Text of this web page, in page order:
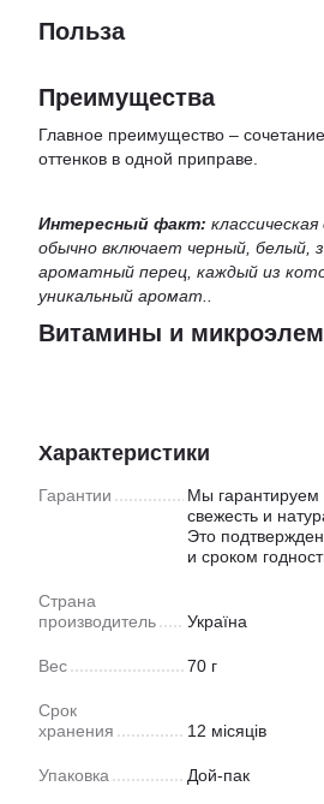
Польза
Преимущества
Главное преимущество –
оттенков в одной приправе.
Интересный факт:
обычно включает черный, белый,
ароматный перец, каждый из
уникальный аромат..
Витамины и
Характеристики
Гарантии
Мы гарантируем
свежесть и
Это
и сроком
Страна
производитель
Україна
Вес 70 г
Срок
хранения
12 місяців
Упаковка Дой-пак